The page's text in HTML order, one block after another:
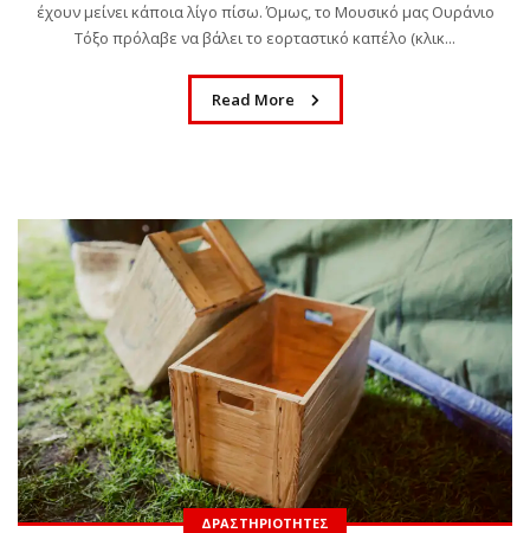
έχουν μείνει κάποια λίγο πίσω. Όμως, το Μουσικό μας Ουράνιο
Τόξο πρόλαβε να βάλει το εορταστικό καπέλο (κλικ...
Read More
ΔΡΑΣΤΗΡΙΌΤΗΤΕΣ